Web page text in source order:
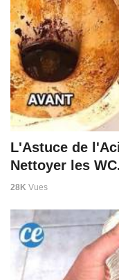
L'Astuce de
Nettoyer les
28K Vues